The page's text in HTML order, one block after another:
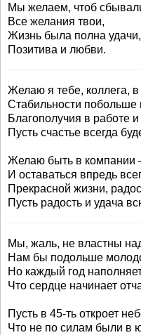
Мы желаем, чтоб
Все желания твои,
Жизнь была полна удачи,
Позитива и любви.
Желаю я тебе, коллега,
Стабильности побольше
Благополучия в работе и
Пусть счастье всегда
Желаю быть в
И оставаться впредь
Прекрасной жизни,
Пусть радость и удача
Мы, жаль, не властны
Нам бы подольше
Но каждый год
Что сердце начинает
Пусть в 45-ть откроет
Что не по силам были в